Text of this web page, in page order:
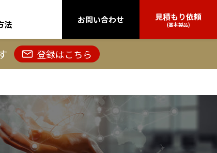
お問い合わせ 見積もり依頼
(基本製品)
法
登録はこちら